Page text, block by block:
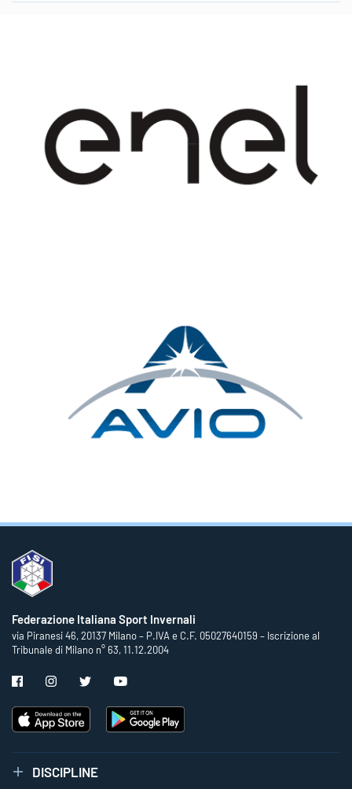
Federazione Italiana Sport Invernali
via Piranesi 46, 20137 Milano – P.IVA e C.F. 05027640159 – Iscrizione al
Tribunale di Milano n° 63, 11.12.2004
DISCIPLINE